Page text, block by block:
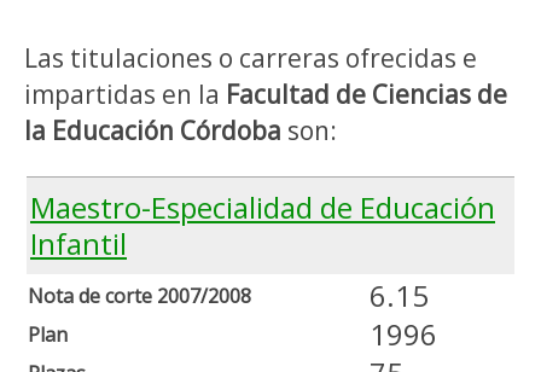
Las titulaciones o carreras ofrecidas e
impartidas en la Facultad de Ciencias de
la Educación Córdoba son:
Maestro-Especialidad de Educación
Infantil
Nota de corte 2007/2008
Plan
6.15
1996